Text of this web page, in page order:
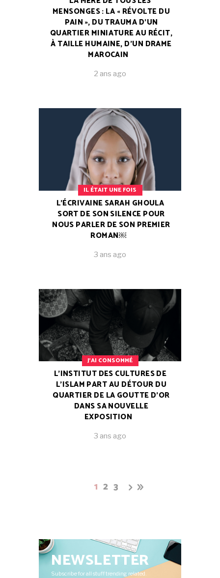
MENSONGES : LA « RÉVOLTE DU
PAIN », DU TRAUMA D’UN
QUARTIER MINIATURE AU RÉCIT,
À TAILLE HUMAINE, D’UN DRAME
MAROCAIN
2 ans ago
IL ÉTAIT UNE FOIS
L’ÉCRIVAINE SARAH GHOULA
SORT DE SON SILENCE POUR
NOUS PARLER DE SON PREMIER
ROMAN￼
3 ans ago
J'AI CONSOMMÉ
L’INSTITUT DES CULTURES DE
L’ISLAM PART AU DÉTOUR DU
QUARTIER DE LA GOUTTE D’OR
DANS SA NOUVELLE
EXPOSITION
3 ans ago
1 2 3
NEWSLETTER
Subscribe for all stuff trending related.